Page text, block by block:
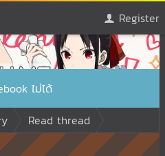
Register
ไม่ได้
Read thread